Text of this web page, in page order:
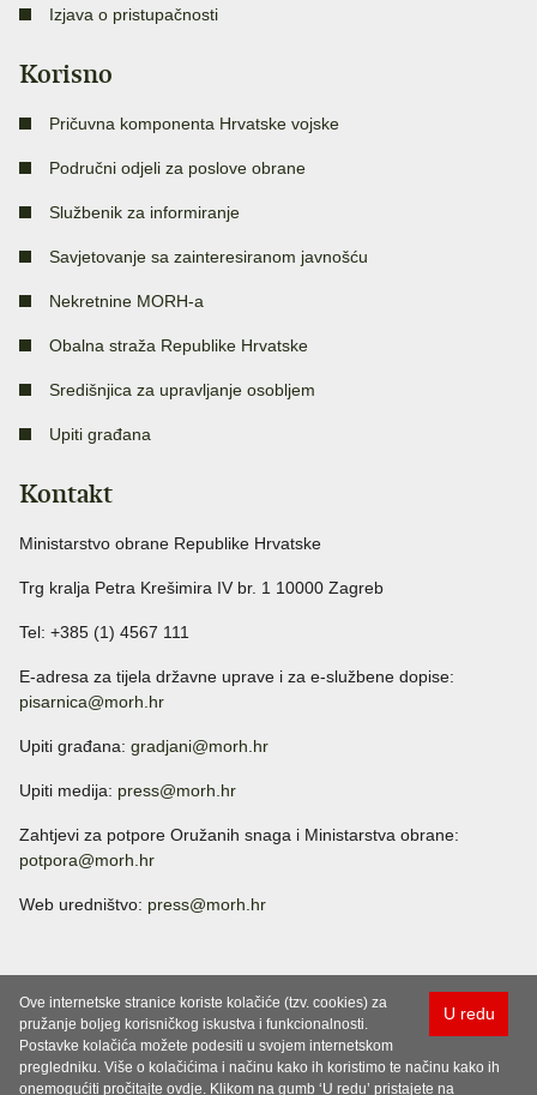
Izjava o pristupačnosti
Korisno
Pričuvna komponenta Hrvatske vojske
Područni odjeli za poslove obrane
Službenik za informiranje
Savjetovanje sa zainteresiranom javnošću
Nekretnine MORH-a
Obalna straža Republike Hrvatske
Središnjica za upravljanje osobljem
Upiti građana
Kontakt
Ministarstvo obrane Republike Hrvatske
Trg kralja Petra Krešimira IV br. 1 10000 Zagreb
Tel: +385 (1) 4567 111
E-adresa za tijela državne uprave i za e-službene dopise:
pisarnica@morh.hr
Upiti građana: gradjani@morh.hr
Upiti medija: press@morh.hr
Zahtjevi za potpore Oružanih snaga i Ministarstva obrane:
potpora@morh.hr
Web uredništvo: press@morh.hr
U redu
Ove internetske stranice koriste kolačiće (tzv. cookies) za
pružanje boljeg korisničkog iskustva i funkcionalnosti.
Postavke kolačića možete podesiti u svojem internetskom
pregledniku. Više o kolačićima i načinu kako ih koristimo te načinu kako ih
onemogućiti pročitajte ovdje. Klikom na gumb ‘U redu’ pristajete na